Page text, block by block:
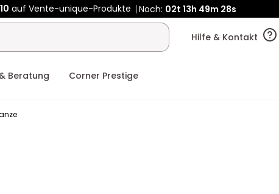
zu Vente-unique - Gleicher Shop, neuer Name!
auf Vente-unique-Produkte Noch:02t
Hilfe & Kontakt
Beratung Corner Prestige